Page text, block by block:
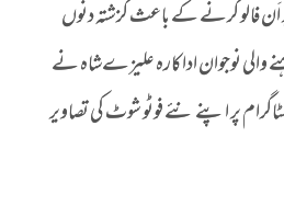
پر اَن فالو کرنے کے باعث گزشتہ دنوں
نوجوان اداکارہ علیزےشاہ نے
پر اپنے نئے فوٹو شوٹ کی تصاویر